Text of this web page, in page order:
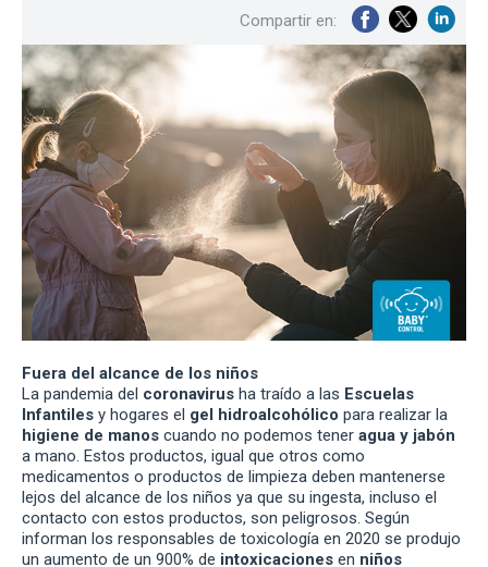
Compartir en:
Fuera del alcance de los niños
La pandemia del coronavirus ha traído a las Escuelas
Infantiles y hogares el gel hidroalcohólico para realizar la
higiene de manos cuando no podemos tener agua y jabón
a mano. Estos productos, igual que otros como
medicamentos o productos de limpieza deben mantenerse
lejos del alcance de los niños ya que su ingesta, incluso el
contacto con estos productos, son peligrosos. Según
informan los responsables de toxicología en 2020 se produjo
un aumento de un 900% de intoxicaciones en niños